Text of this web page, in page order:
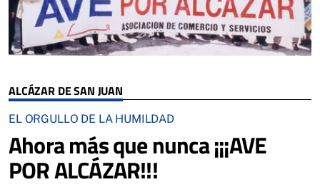
ALCÁZAR DE SAN JUAN
EL ORGULLO DE LA HUMILDAD
Ahora más que nunca ¡¡¡AVE
POR ALCÁZAR!!!